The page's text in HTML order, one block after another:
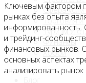
Сфера услуг
Торговля
Туризм и
Финансы
Хобби
Ключевым фактором
рынках без опыта
информированность.
и трейдинг-
финансовых рынков.
основных аспектах
анализировать